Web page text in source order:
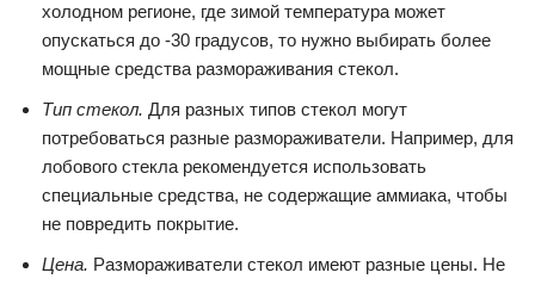
холодном регионе, где зимой температура может
опускаться до -30 градусов, то нужно выбирать более
мощные средства размораживания стекол.
Тип стекол. Для разных типов стекол могут
потребоваться разные размораживатели. Например, для
лобового стекла рекомендуется использовать
специальные средства, не содержащие аммиака, чтобы
не повредить покрытие.
Цена. Размораживатели стекол имеют разные цены. Не